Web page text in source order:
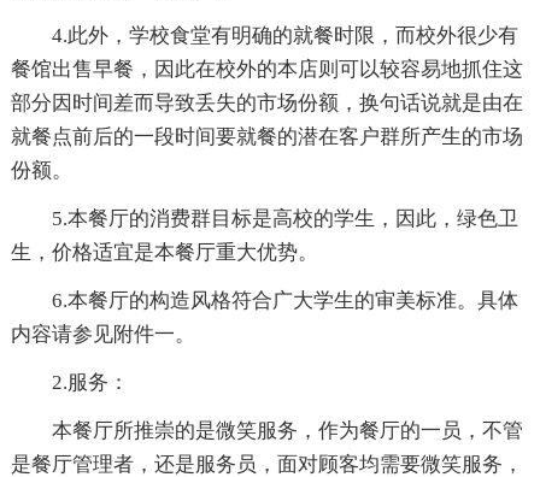
4.此外，学校食堂有明确的就餐时限，而校外很少有
餐馆出售早餐，因此在校外的本店则可以较容易地抓住这
部分因时间差而导致丢失的市场份额，换句话说就是由在
就餐点前后的一段时间要就餐的潜在客户群所产生的市场
份额。
5.本餐厅的消费群目标是高校的学生，因此，绿色卫
生，价格适宜是本餐厅重大优势。
6.本餐厅的构造风格符合广大学生的审美标准。具体
内容请参见附件一。
2.服务：
本餐厅所推崇的是微笑服务，作为餐厅的一员，不管
是餐厅管理者，还是服务员，面对顾客均需要微笑服务，